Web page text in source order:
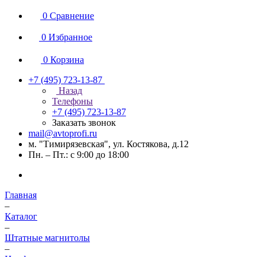
0 Сравнение
0 Избранное
0 Корзина
+7 (495) 723-13-87
Назад
Телефоны
+7 (495) 723-13-87
Заказать звонок
mail@avtoprofi.ru
м. "Тимирязевская", ул. Костякова, д.12
Пн. – Пт.: с 9:00 до 18:00
Главная
–
Каталог
–
Штатные магнитолы
–